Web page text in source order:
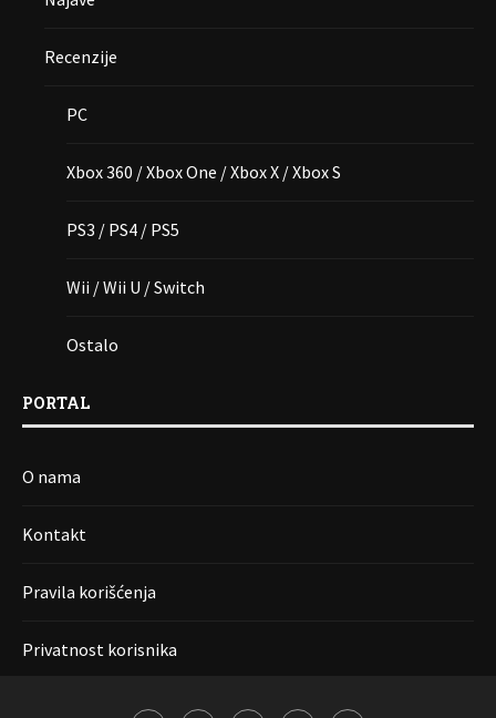
Recenzije
PC
Xbox 360 / Xbox One / Xbox X / Xbox S
PS3 / PS4 / PS5
Wii / Wii U / Switch
Ostalo
PORTAL
O nama
Kontakt
Pravila korišćenja
Privatnost korisnika